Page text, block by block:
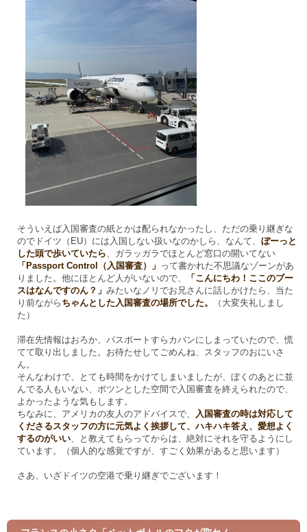
そういえば入国審査の紙とかは配られなかったし、ただの乗り継ぎな
のでドイツ（EU）には入国しない扱いなのかしら、なんて、 ぼーっと
した頭で歩いていたら 、ガラッガラでほとんど窓口の開いてない
「Passport Control（入国審査）」 って書かれた不思議なゾーンがあ
りました。他にほとんど人がいないので、
「こんにちわ！ここのブー
スはなんですのん？」 みたいなノリでお兄さんに話しかけたら、当た
り前ながら ちゃんとした入国審査の場所でした。
（大変失礼しまし
た）
滞在先情報はおろか、パスポートすらカバンにしまっていたので、慌
てて取り出しました。お待たせしてごめんね、スタッフのおにいさ
ん。
そんなわけで、とても時間をかけてしまいましたが、ぼくのあとに並
んでる人もいない、ポツンとした空間で入国審査を終えられたので、
よかったような気もします。
ちなみに、アメリカの友人のアドバイスで、
入国審査の時は対応して
くださるスタッフの方に元気よく挨拶して、ハキハキ答え、愛想よく
するのがいい 、と教えてもらってからは、絶対にそれを守るようにし
ています。（個人的な感覚ですが、すごく効果があると思います）
さあ、いざドイツの空港で乗り継ぎでございます！